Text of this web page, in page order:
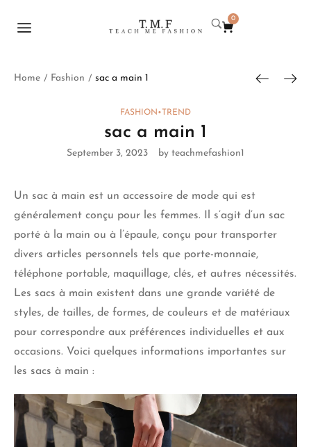
0
Home / Fashion / sac a main 1
FASHION •TREND
sac a main 1
September 3, 2023 by teachmefashion1
Un sac à main est un accessoire de mode qui est
généralement conçu pour les femmes. Il s’agit d’un sac
porté à la main ou à l’épaule, conçu pour transporter
divers articles personnels tels que porte-monnaie,
téléphone portable, maquillage, clés, et autres nécessités.
Les sacs à main existent dans une grande variété de
styles, de tailles, de formes, de couleurs et de matériaux
pour correspondre aux préférences individuelles et aux
occasions. Voici quelques informations importantes sur
les sacs à main :